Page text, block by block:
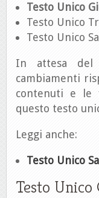
Testo Unico
Testo Unico
Testo Unico
In attesa del
cambiamenti
contenuti e le
questo testo
Leggi anche:
Testo Unico
Testo